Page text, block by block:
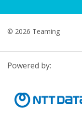
© 2026 Teaming
Powered by: